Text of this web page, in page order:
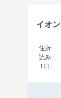
イオ
住所:
読み:
TEL :